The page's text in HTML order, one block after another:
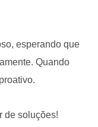
esperando que
Quando
de soluções!